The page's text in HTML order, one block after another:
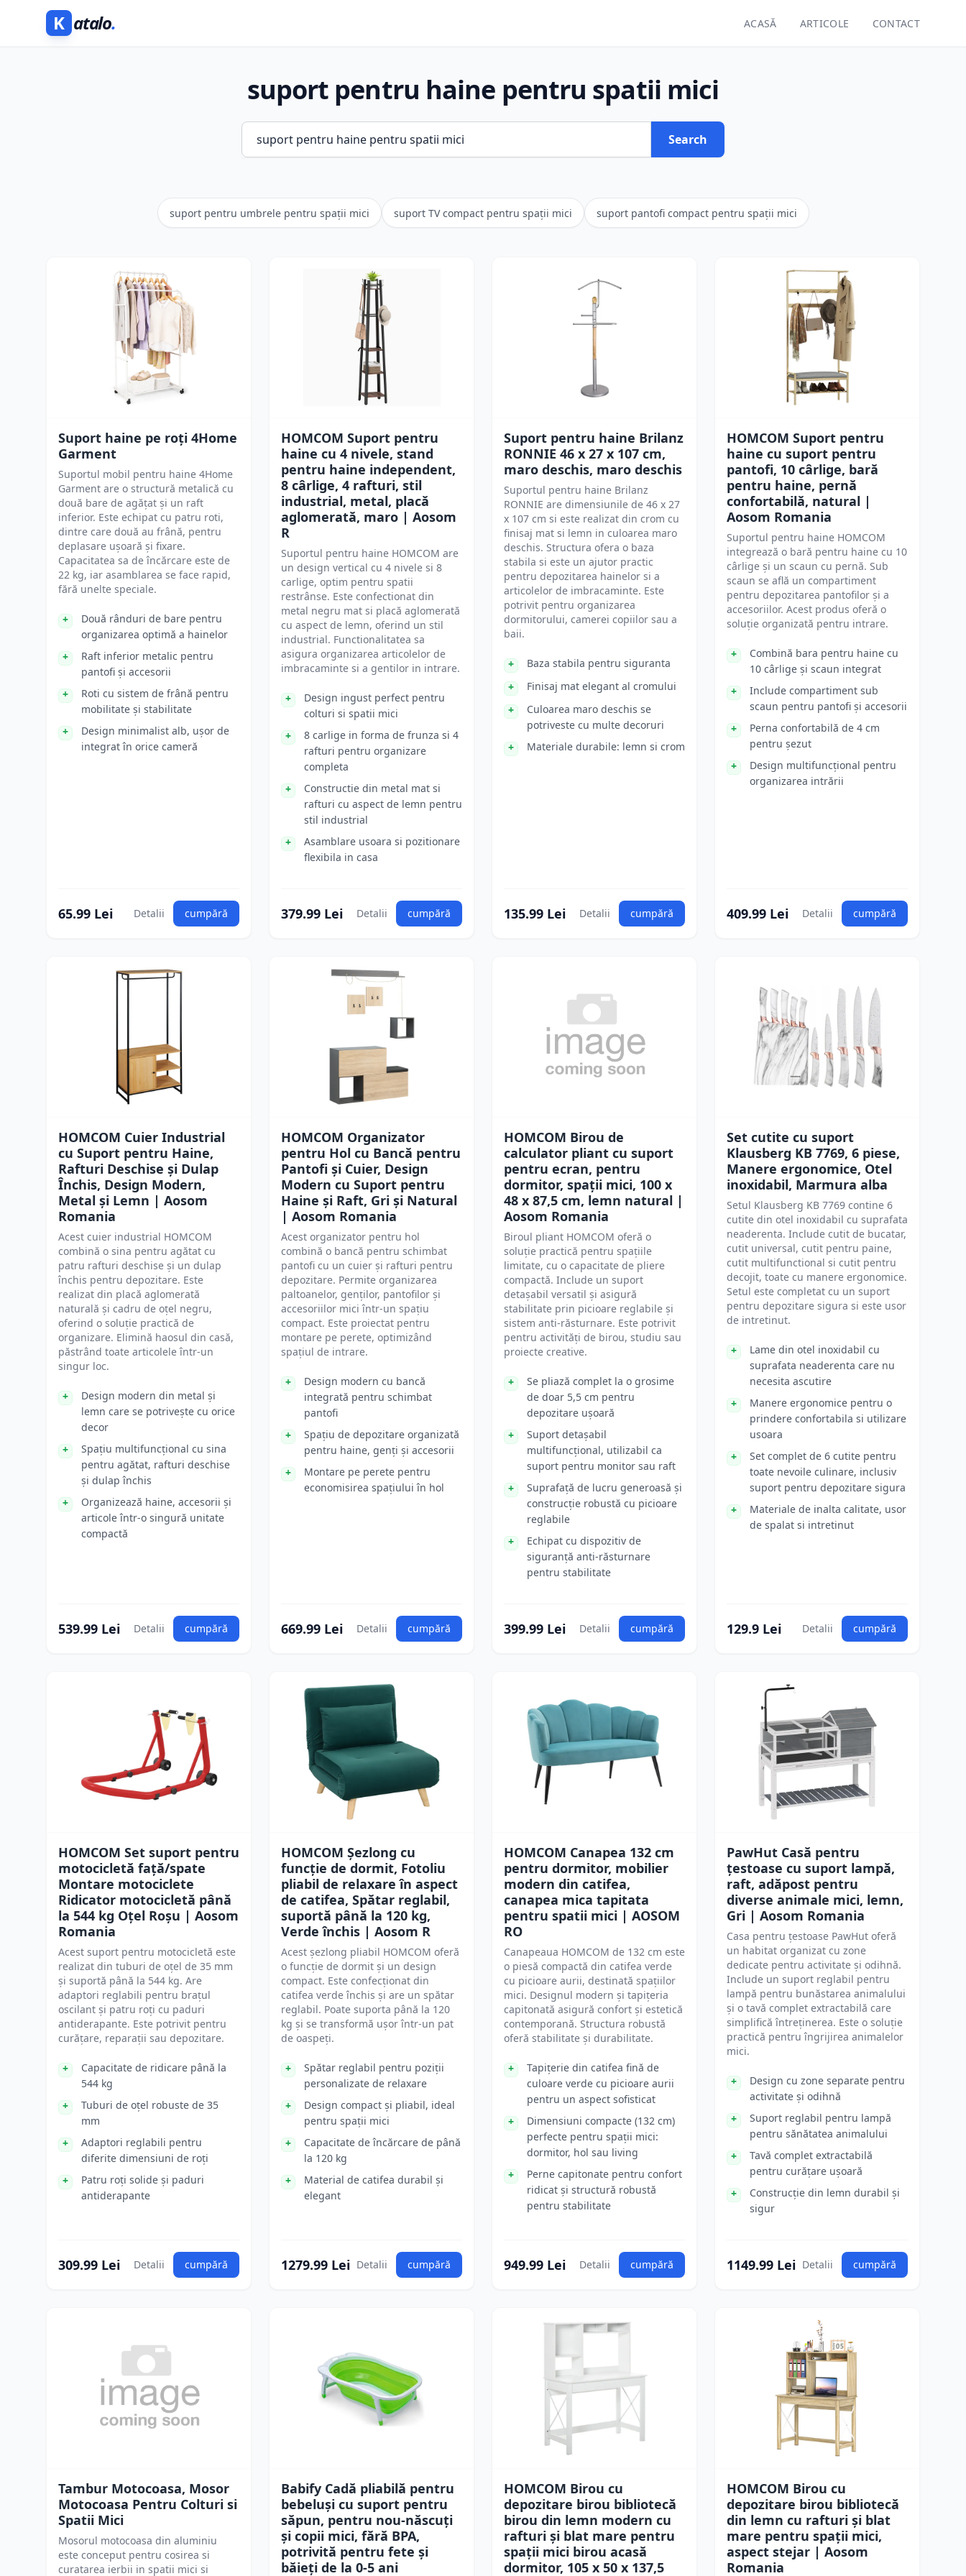
K atalo. ACASĂ ARTICOLE CONTACT
suport pentru haine pentru spatii mici
Search
suport pentru umbrele pentru spații mici suport TV compact pentru spații mici suport pantofi compact pentru spații mici
Suport haine pe roți 4Home
Garment
Suportul mobil pentru haine 4Home
Garment are o structură metalică cu
două bare de agățat și un raft
inferior. Este echipat cu patru roti,
dintre care două au frână, pentru
deplasare ușoară și fixare.
Capacitatea sa de încărcare este de
22 kg, iar asamblarea se face rapid,
fără unelte speciale.
Două rânduri de bare pentru
organizarea optimă a hainelor
Raft inferior metalic pentru
pantofi și accesorii
Roti cu sistem de frână pentru
mobilitate și stabilitate
Design minimalist alb, ușor de
integrat în orice cameră
65.99 Lei Detalii cumpără
HOMCOM Suport pentru
haine cu 4 nivele, stand
pentru haine independent,
8 cârlige, 4 rafturi, stil
industrial, metal, placă
aglomerată, maro | Aosom
R
Suportul pentru haine HOMCOM are
un design vertical cu 4 nivele si 8
carlige, optim pentru spatii
restrânse. Este confectionat din
metal negru mat si placă aglomerată
cu aspect de lemn, oferind un stil
industrial. Functionalitatea sa
asigura organizarea articolelor de
imbracaminte si a gentilor in intrare.
Design ingust perfect pentru
colturi si spatii mici
8 carlige in forma de frunza si 4
rafturi pentru organizare
completa
Constructie din metal mat si
rafturi cu aspect de lemn pentru
stil industrial
Asamblare usoara si pozitionare
flexibila in casa
379.99 Lei Detalii cumpără
Suport pentru haine Brilanz
RONNIE 46 x 27 x 107 cm,
maro deschis, maro deschis
Suportul pentru haine Brilanz
RONNIE are dimensiunile de 46 x 27
x 107 cm si este realizat din crom cu
finisaj mat si lemn in culoarea maro
deschis. Structura ofera o baza
stabila si este un ajutor practic
pentru depozitarea hainelor si a
articolelor de imbracaminte. Este
potrivit pentru organizarea
dormitorului, camerei copiilor sau a
baii.
Baza stabila pentru siguranta
Finisaj mat elegant al cromului
Culoarea maro deschis se
potriveste cu multe decoruri
Materiale durabile: lemn si crom
135.99 Lei Detalii cumpără
HOMCOM Suport pentru
haine cu suport pentru
pantofi, 10 cârlige, bară
pentru haine, pernă
confortabilă, natural |
Aosom Romania
Suportul pentru haine HOMCOM
integrează o bară pentru haine cu 10
cârlige și un scaun cu pernă. Sub
scaun se află un compartiment
pentru depozitarea pantofilor și a
accesoriilor. Acest produs oferă o
soluție organizată pentru intrare.
Combină bara pentru haine cu
10 cârlige și scaun integrat
Include compartiment sub
scaun pentru pantofi și accesorii
Perna confortabilă de 4 cm
pentru șezut
Design multifuncțional pentru
organizarea intrării
409.99 Lei Detalii cumpără
HOMCOM Cuier Industrial
cu Suport pentru Haine,
Rafturi Deschise și Dulap
Închis, Design Modern,
Metal și Lemn | Aosom
Romania
Acest cuier industrial HOMCOM
combină o sina pentru agătat cu
patru rafturi deschise și un dulap
închis pentru depozitare. Este
realizat din placă aglomerată
naturală și cadru de oțel negru,
oferind o soluție practică de
organizare. Elimină haosul din casă,
păstrând toate articolele într-un
singur loc.
Design modern din metal și
lemn care se potrivește cu orice
decor
Spațiu multifuncțional cu sina
pentru agătat, rafturi deschise
și dulap închis
Organizează haine, accesorii și
articole într-o singură unitate
compactă
539.99 Lei Detalii cumpără
HOMCOM Organizator
pentru Hol cu Bancă pentru
Pantofi și Cuier, Design
Modern cu Suport pentru
Haine și Raft, Gri și Natural
| Aosom Romania
Acest organizator pentru hol
combină o bancă pentru schimbat
pantofi cu un cuier și rafturi pentru
depozitare. Permite organizarea
paltoanelor, genților, pantofilor și
accesoriilor mici într-un spațiu
compact. Este proiectat pentru
montare pe perete, optimizând
spațiul de intrare.
Design modern cu bancă
integrată pentru schimbat
pantofi
Spațiu de depozitare organizată
pentru haine, genți și accesorii
Montare pe perete pentru
economisirea spațiului în hol
669.99 Lei Detalii cumpără
HOMCOM Birou de
calculator pliant cu suport
pentru ecran, pentru
dormitor, spații mici, 100 x
48 x 87,5 cm, lemn natural |
Aosom Romania
Biroul pliant HOMCOM oferă o
soluție practică pentru spațiile
limitate, cu o capacitate de pliere
compactă. Include un suport
detașabil versatil și asigură
stabilitate prin picioare reglabile și
sistem anti-răsturnare. Este potrivit
pentru activități de birou, studiu sau
proiecte creative.
Se pliază complet la o grosime
de doar 5,5 cm pentru
depozitare ușoară
Suport detașabil
multifuncțional, utilizabil ca
suport pentru monitor sau raft
Suprafață de lucru generoasă și
construcție robustă cu picioare
reglabile
Echipat cu dispozitiv de
siguranță anti-răsturnare
pentru stabilitate
399.99 Lei Detalii cumpără
Set cutite cu suport
Klausberg KB 7769, 6 piese,
Manere ergonomice, Otel
inoxidabil, Marmura alba
Setul Klausberg KB 7769 contine 6
cutite din otel inoxidabil cu suprafata
neaderenta. Include cutit de bucatar,
cutit universal, cutit pentru paine,
cutit multifunctional si cutit pentru
decojit, toate cu manere ergonomice.
Setul este completat cu un suport
pentru depozitare sigura si este usor
de intretinut.
Lame din otel inoxidabil cu
suprafata neaderenta care nu
necesita ascutire
Manere ergonomice pentru o
prindere confortabila si utilizare
usoara
Set complet de 6 cutite pentru
toate nevoile culinare, inclusiv
suport pentru depozitare sigura
Materiale de inalta calitate, usor
de spalat si intretinut
129.9 Lei Detalii cumpără
HOMCOM Set suport pentru
motocicletă față/spate
Montare motociclete
Ridicator motocicletă până
la 544 kg Oțel Roșu | Aosom
Romania
Acest suport pentru motocicletă este
realizat din tuburi de oțel de 35 mm
și suportă până la 544 kg. Are
adaptori reglabili pentru brațul
oscilant și patru roți cu paduri
antiderapante. Este potrivit pentru
curățare, reparații sau depozitare.
Capacitate de ridicare până la
544 kg
Tuburi de oțel robuste de 35
mm
Adaptori reglabili pentru
diferite dimensiuni de roți
Patru roți solide și paduri
antiderapante
309.99 Lei Detalii cumpără
HOMCOM Şezlong cu
funcţie de dormit, Fotoliu
pliabil de relaxare în aspect
de catifea, Spătar reglabil,
suportă până la 120 kg,
Verde închis | Aosom R
Acest șezlong pliabil HOMCOM oferă
o funcție de dormit și un design
compact. Este confecționat din
catifea verde închis și are un spătar
reglabil. Poate suporta până la 120
kg și se transformă ușor într-un pat
de oaspeți.
Spătar reglabil pentru poziții
personalizate de relaxare
Design compact și pliabil, ideal
pentru spații mici
Capacitate de încărcare de până
la 120 kg
Material de catifea durabil și
elegant
1279.99 Lei Detalii cumpără
HOMCOM Canapea 132 cm
pentru dormitor, mobilier
modern din catifea,
canapea mica tapitata
pentru spatii mici | AOSOM
RO
Canapeaua HOMCOM de 132 cm este
o piesă compactă din catifea verde
cu picioare aurii, destinată spațiilor
mici. Designul modern și tapițeria
capitonată asigură confort și estetică
contemporană. Structura robustă
oferă stabilitate și durabilitate.
Tapițerie din catifea fină de
culoare verde cu picioare aurii
pentru un aspect sofisticat
Dimensiuni compacte (132 cm)
perfecte pentru spații mici:
dormitor, hol sau living
Perne capitonate pentru confort
ridicat și structură robustă
pentru stabilitate
949.99 Lei Detalii cumpără
PawHut Casă pentru
țestoase cu suport lampă,
raft, adăpost pentru
diverse animale mici, lemn,
Gri | Aosom Romania
Casa pentru țestoase PawHut oferă
un habitat organizat cu zone
dedicate pentru activitate și odihnă.
Include un suport reglabil pentru
lampă pentru bunăstarea animalului
și o tavă complet extractabilă care
simplifică întreținerea. Este o soluție
practică pentru îngrijirea animalelor
mici.
Design cu zone separate pentru
activitate și odihnă
Suport reglabil pentru lampă
pentru sănătatea animalului
Tavă complet extractabilă
pentru curățare ușoară
Construcție din lemn durabil și
sigur
1149.99 Lei Detalii cumpără
Tambur Motocoasa, Mosor
Motocoasa Pentru Colturi si
Spatii Mici
Mosorul motocoasa din aluminiu
este conceput pentru cosirea si
curatarea ierbii in spatii mici si
Babify Cadă pliabilă pentru
bebeluși cu suport pentru
săpun, pentru nou-născuți
și copii mici, fără BPA,
potrivită pentru fete și
băieți de la 0-5 ani
HOMCOM Birou cu
depozitare birou bibliotecă
birou din lemn modern cu
rafturi și blat mare pentru
spații mici birou acasă
dormitor, 105 x 50 x 137,5
HOMCOM Birou cu
depozitare birou bibliotecă
din lemn cu rafturi și blat
mare pentru spații mici,
aspect stejar | Aosom
Romania